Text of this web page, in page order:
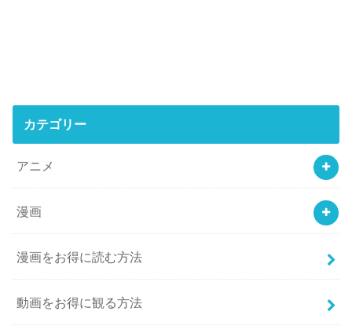
カテゴリー
アニメ
漫画
漫画をお得に読む方法
動画をお得に観る方法